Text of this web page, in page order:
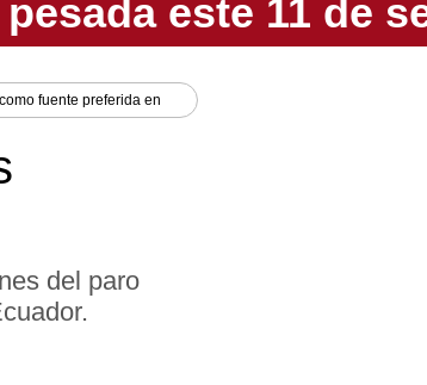
como fuente preferida en
del paro